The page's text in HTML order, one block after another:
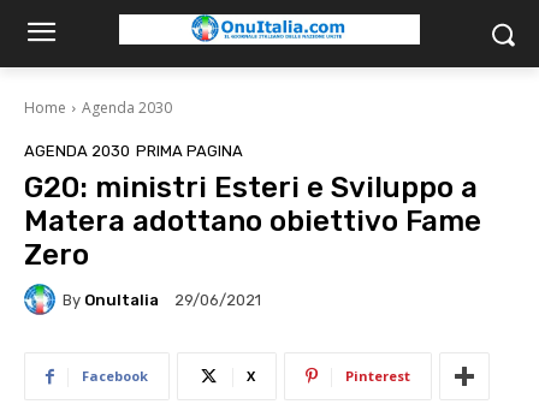
Home Agenda 2030
AGENDA 2030 PRIMA PAGINA
G20: ministri Esteri e Sviluppo a
Matera adottano obiettivo Fame
Zero
By OnuItalia 29/06/2021
Facebook X Pinterest